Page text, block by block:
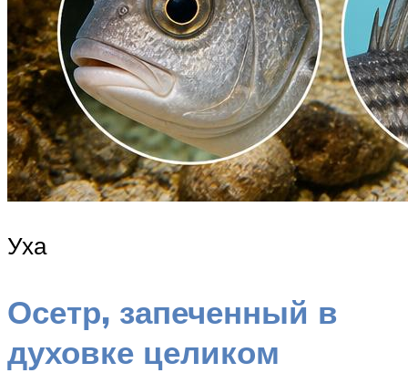
Уха
Осетр, запеченный в
духовке целиком